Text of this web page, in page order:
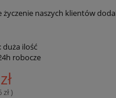
życzenie naszych klientów
duża ilość
robocze
)